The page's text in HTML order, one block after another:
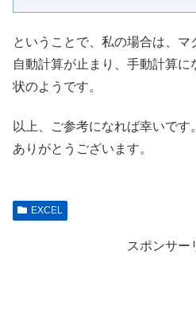
ということで、私の場合は、マ
自動計算が止まり、手動計算
状のようです。
以上、ご参考になれば幸いです。
ありがとうございます。
EXCEL
スポンサー